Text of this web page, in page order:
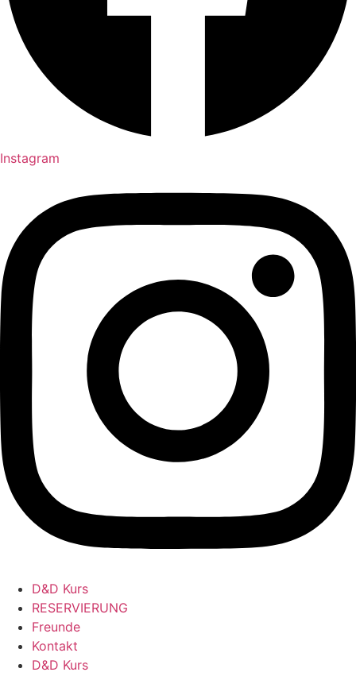
Instagram
D&D Kurs
RESERVIERUNG
Freunde
Kontakt
D&D Kurs